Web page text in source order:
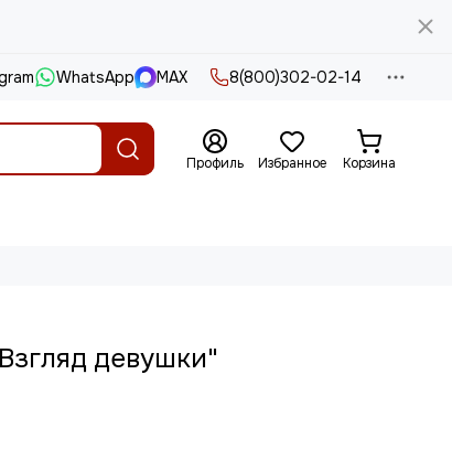
WhatsApp MAX 8(800)302-02-14
Профиль Избранное Корзина
девушки"